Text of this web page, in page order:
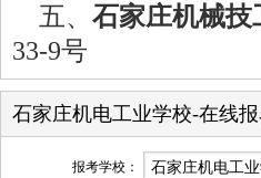
五、 石家庄机械技
33-9号
石家庄机电工业学校-在线报
报考学校：